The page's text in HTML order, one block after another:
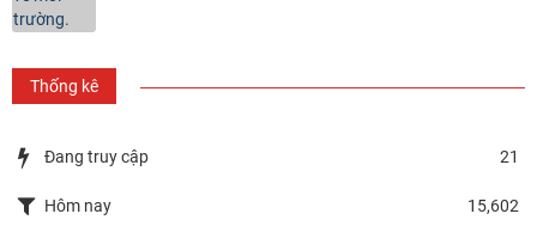
Thống kê
Đang truy cập 21
Hôm nay
15,602